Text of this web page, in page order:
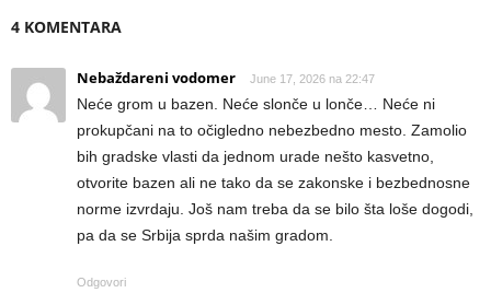
4 KOMENTARA
Nebaždareni vodomer June 17, 2026 na 22:47
Neće grom u bazen. Neće slonče u lonče… Neće ni
prokupčani na to očigledno nebezbedno mesto. Zamolio
bih gradske vlasti da jednom urade nešto kasvetno,
otvorite bazen ali ne tako da se zakonske i bezbednosne
norme izvrdaju. Još nam treba da se bilo šta loše dogodi,
pa da se Srbija sprda našim gradom.
Odgovori